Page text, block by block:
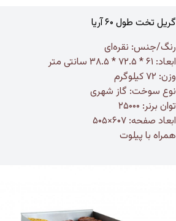
گریل تخت طول ۶۰ آریا
رنگ/جنس: نقره‌ای
ابعاد: ۶۱ * ۷۲.۵ * ۳۸.۵ سانتی متر
وزن: ۷۲ کیلوگرم
نوع سوخت: گاز شهری
توان برنر: ۲۵۰۰۰
ابعاد صفحه: ۶۰۷×۵۰۵
همراه با پیلوت